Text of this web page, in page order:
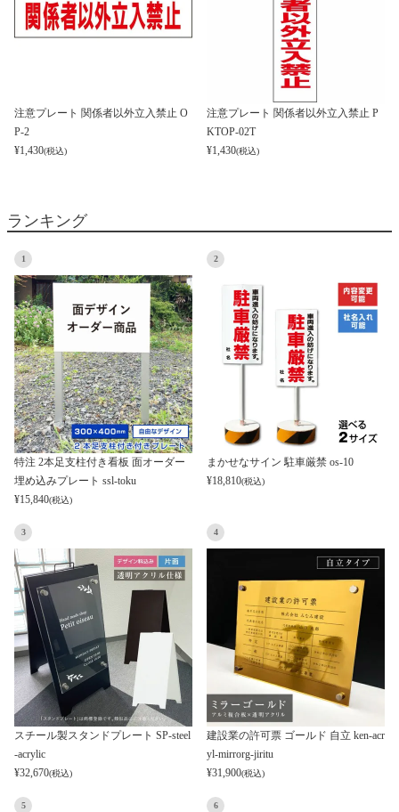
注意プレート 関係者以外立入禁止 O
P-2
¥1,430(税込)
注意プレート 関係者以外立入禁止 P
KTOP-02T
¥1,430(税込)
ランキング
1
特注 2本足支柱付き看板 面オーダー
埋め込みプレート ssl-toku
¥15,840(税込)
2
まかせなサイン 駐車厳禁 os-10
¥18,810(税込)
3
スチール製スタンドプレート SP-steel
-acrylic
¥32,670(税込)
4
建設業の許可票 ゴールド 自立 ken-acr
yl-mirrorg-jiritu
¥31,900(税込)
5 6